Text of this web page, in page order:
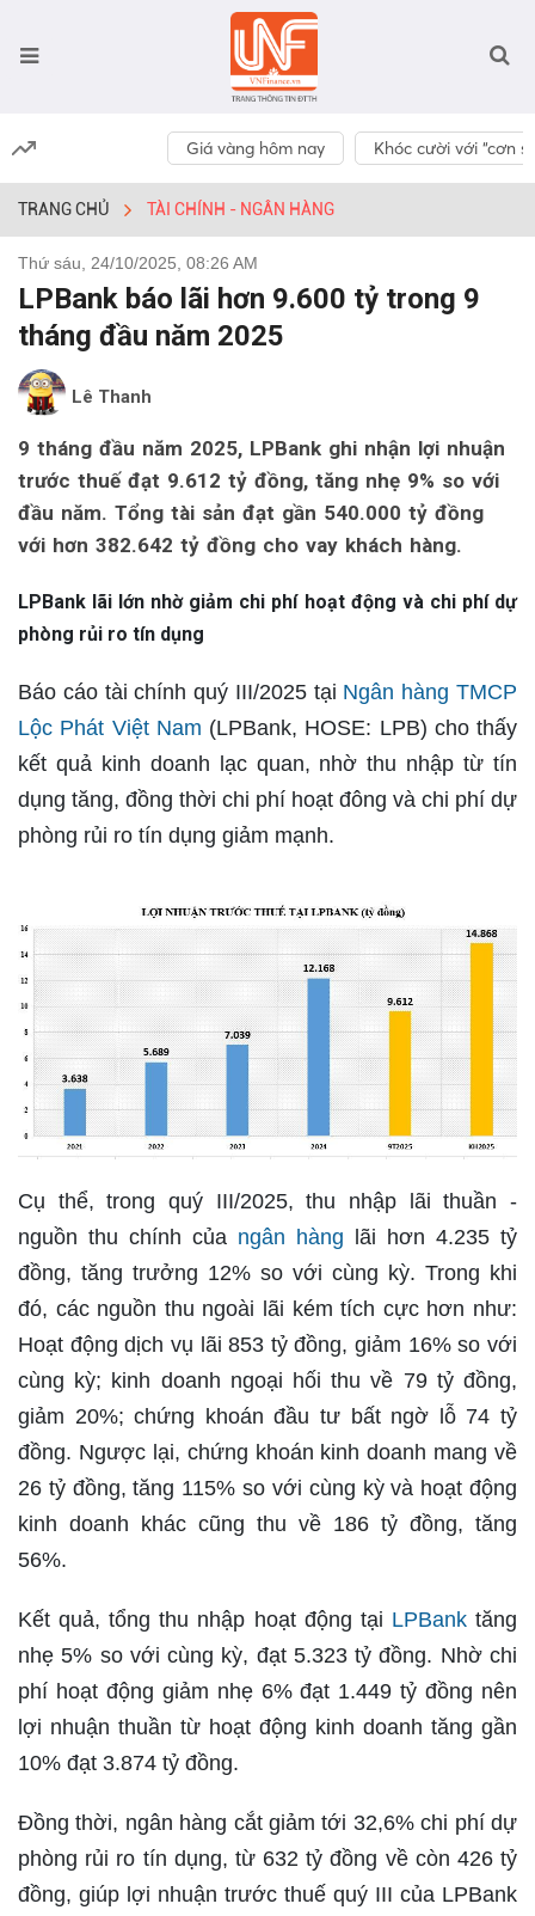
Giá vàng hôm nay Khóc cười với “cơn
TRANG CHỦ TÀI CHÍNH - NGÂN HÀNG
Thứ sáu, 24/10/2025, 08:26 AM
LPBank báo lãi hơn 9.600 tỷ trong 9
tháng đầu năm 2025
Lê Thanh
9 tháng đầu năm 2025, LPBank ghi nhận lợi nhuận
trước thuế đạt 9.612 tỷ đồng, tăng nhẹ 9% so với
đầu năm. Tổng tài sản đạt gần 540.000 tỷ đồng
với hơn 382.642 tỷ đồng cho vay khách hàng.
LPBank lãi lớn nhờ giảm chi phí hoạt động và chi phí dự
phòng rủi ro tín dụng
Báo cáo tài chính quý III/2025 tại Ngân hàng TMCP
Lộc Phát Việt Nam (LPBank, HOSE: LPB) cho thấy
kết quả kinh doanh lạc quan, nhờ thu nhập từ tín
dụng tăng, đồng thời chi phí hoạt đông và chi phí dự
phòng rủi ro tín dụng giảm mạnh.
Cụ thể, trong quý III/2025, thu nhập lãi thuần -
nguồn thu chính của ngân hàng lãi hơn 4.235 tỷ
đồng, tăng trưởng 12% so với cùng kỳ. Trong khi
đó, các nguồn thu ngoài lãi kém tích cực hơn như:
Hoạt động dịch vụ lãi 853 tỷ đồng, giảm 16% so với
cùng kỳ; kinh doanh ngoại hối thu về 79 tỷ đồng,
giảm 20%; chứng khoán đầu tư bất ngờ lỗ 74 tỷ
đồng. Ngược lại, chứng khoán kinh doanh mang về
26 tỷ đồng, tăng 115% so với cùng kỳ và hoạt động
kinh doanh khác cũng thu về 186 tỷ đồng, tăng
56%.
Kết quả, tổng thu nhập hoạt động tại LPBanktăng
nhẹ 5% so với cùng kỳ, đạt 5.323 tỷ đồng. Nhờ chi
phí hoạt động giảm nhẹ 6% đạt 1.449 tỷ đồng nên
lợi nhuận thuần từ hoạt động kinh doanh tăng gần
10% đạt 3.874 tỷ đồng.
Đồng thời, ngân hàng cắt giảm tới 32,6% chi phí dự
phòng rủi ro tín dụng, từ 632 tỷ đồng về còn 426 tỷ
đồng, giúp lợi nhuận trước thuế quý III của LPBank